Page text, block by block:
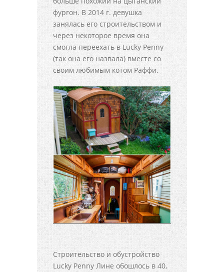
фургон. В 2014 г. девушка
занялась его строительством и
через некоторое время она
смогла переехать в Lucky Penny
(так она его назвала) вместе со
своим любимым котом Раффи.
Строительство и обустройство
Lucky Penny Лине обошлось в 40,